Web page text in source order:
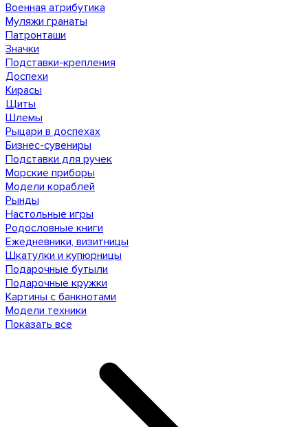
Военная атрибутика
Муляжи гранаты
Патронташи
Значки
Подставки-крепления
Доспехи
Кирасы
Щиты
Шлемы
Рыцари в доспехах
Бизнес-сувениры
Подставки для ручек
Морские приборы
Модели кораблей
Рынды
Настольные игры
Родословные книги
Ежедневники, визитницы
Шкатулки и купюрницы
Подарочные бутыли
Подарочные кружки
Картины с банкнотами
Модели техники
Показать все